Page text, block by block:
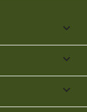


